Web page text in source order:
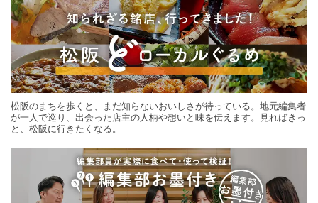
松阪のまちを歩くと、まだ知らないおいしさが待っている。地元編集者
が一人で巡り、出会った店主の人柄や想いと味を伝えます。見ればきっ
と、松阪に行きたくなる。